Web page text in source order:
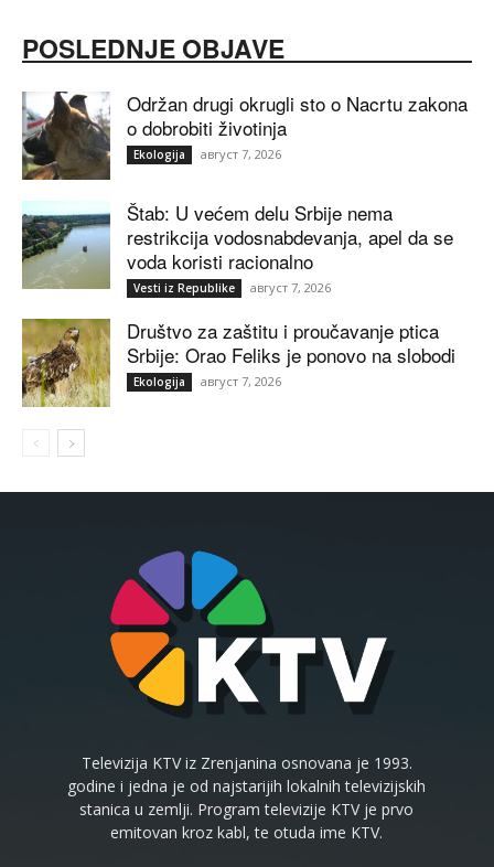
POSLEDNJE OBJAVE
Održan drugi okrugli sto o Nacrtu zakona
o dobrobiti životinja
Ekologija август 7, 2026
Štab: U većem delu Srbije nema
restrikcija vodosnabdevanja, apel da se
voda koristi racionalno
Vesti iz Republike август 7, 2026
Društvo za zaštitu i proučavanje ptica
Srbije: Orao Feliks je ponovo na slobodi
Ekologija август 7, 2026
Televizija KTV iz Zrenjanina osnovana je 1993.
godine i jedna je od najstarijih lokalnih televizijskih
stanica u zemlji. Program televizije KTV je prvo
emitovan kroz kabl, te otuda ime KTV.